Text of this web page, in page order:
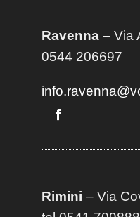
Ravenna– Via
0544 206697
Rimini – Via